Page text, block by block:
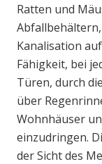
Ratten und
Kanalisation
Fähigkeit, bei
Türen, durch
über
Wohnhäuser
einzudringen.
der Sicht des